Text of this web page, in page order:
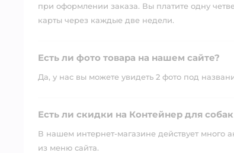
при оформлении заказа. Вы платите одну
карты через каждые две недели.
Есть ли фото товара на нашем сайте?
Да, у нас вы можете увидеть 2 фото под
Есть ли скидки на Контейнер для
В нашем интернет-магазине действует много
из меню сайта.